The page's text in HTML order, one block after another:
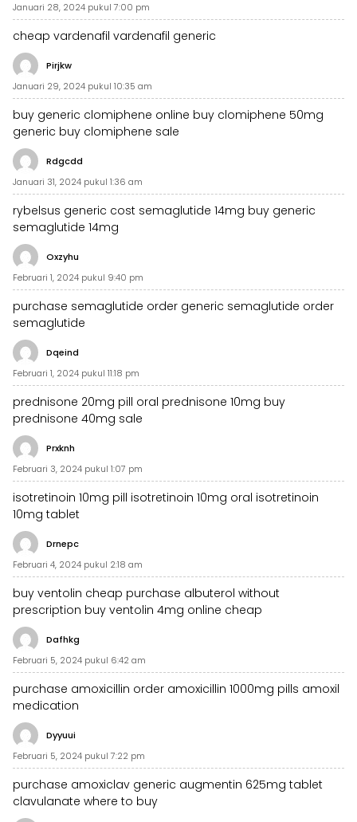
Januari 28, 2024 pukul 7:00 pm
cheap vardenafil vardenafil generic
Pirjkw
Januari 29, 2024 pukul 10:35 am
buy generic clomiphene online buy clomiphene 50mg
generic buy clomiphene sale
Rdgcdd
Januari 31, 2024 pukul 1:36 am
rybelsus generic cost semaglutide 14mg buy generic
semaglutide 14mg
Oxzyhu
Februari 1, 2024 pukul 9:40 pm
purchase semaglutide order generic semaglutide order
semaglutide
Dqeind
Februari 1, 2024 pukul 11:18 pm
prednisone 20mg pill oral prednisone 10mg buy
prednisone 40mg sale
Prxknh
Februari 3, 2024 pukul 1:07 pm
isotretinoin 10mg pill isotretinoin 10mg oral isotretinoin
10mg tablet
Drnepc
Februari 4, 2024 pukul 2:18 am
buy ventolin cheap purchase albuterol without
prescription buy ventolin 4mg online cheap
Dafhkg
Februari 5, 2024 pukul 6:42 am
purchase amoxicillin order amoxicillin 1000mg pills amoxil
medication
Dyyuui
Februari 5, 2024 pukul 7:22 pm
purchase amoxiclav generic augmentin 625mg tablet
clavulanate where to buy